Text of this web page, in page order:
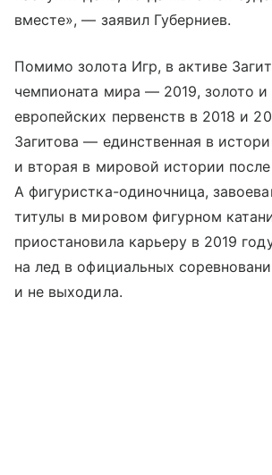
вместе», — заявил Губерниев.
Помимо золота Игр, в активе
чемпионата мира — 2019, золото и
европейских первенств в 2018 и
Загитова — единственная в
и вторая в мировой истории
А фигуристка-одиночница,
титулы в мировом фигурном
приостановила карьеру в 2019
на лед в официальных
и не выходила.